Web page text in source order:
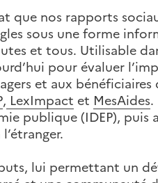
nos rapports
sous une forme
et tous. Utilisable
pour évaluer
et aux
, LexImpact et MesAides.
publique (IDEP), puis
lui permettant un